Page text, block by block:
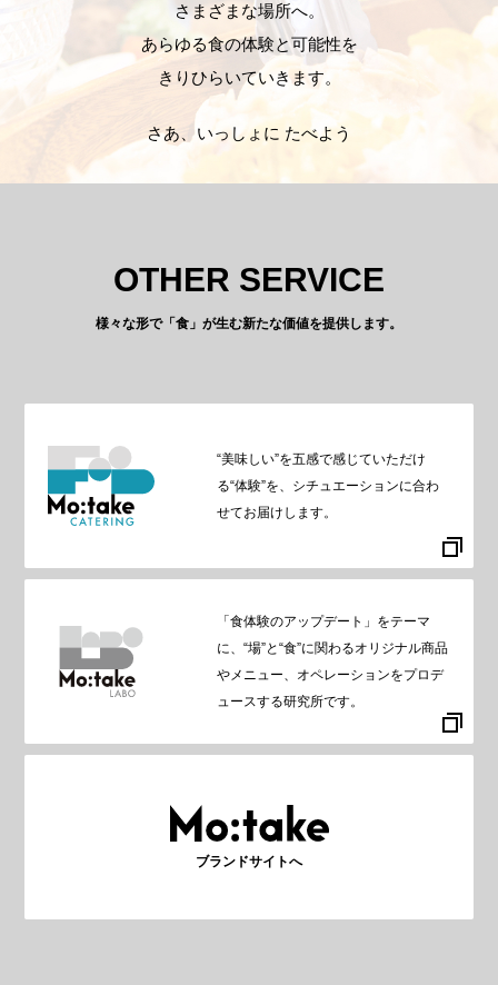
さまざまな場所へ。
あらゆる食の体験と可能性を
きりひらいていきます。
さあ、いっしょに たべよう
OTHER SERVICE
様々な形で「食」が生む新たな価値を提供します。
“美味しい”を五感で感じていただけ
る“体験”を、シチュエーションに合わ
せてお届けします。
「食体験のアップデート」をテーマ
に、“場”と“食”に関わるオリジナル商品
やメニュー、オペレーションをプロデ
ュースする研究所です。
ブランドサイトへ